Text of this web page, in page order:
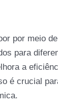
por meio
para
a
é crucial